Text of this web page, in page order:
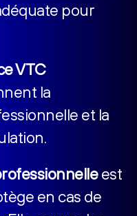
pour
VTC
la
et la
est
en cas de